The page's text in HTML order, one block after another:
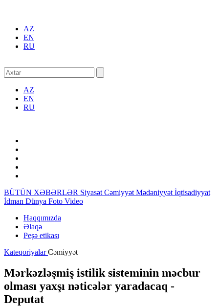
AZ
EN
RU
AZ
EN
RU
BÜTÜN XƏBƏRLƏR Siyasət Cəmiyyət Mədəniyyət İqtisadiyyat
İdman Dünya Foto Video
Haqqımızda
Əlaqə
Peşə etikası
KateqoriyalarCəmiyyət
Mərkəzləşmiş istilik sisteminin məcbur
olması yaxşı nəticələr yaradacaq -
Deputat